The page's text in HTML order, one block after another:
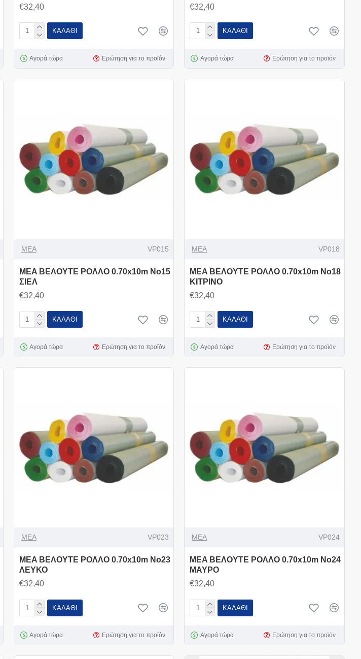
€32,40
ΚΑΛΆΘΙ
Αγορά τώρα Ερώτηση για το προϊόν
€32,40
ΚΑΛΆΘΙ
Αγορά τώρα Ερώτηση για το προϊόν
MEA VP015
MEA ΒΕΛΟΥΤΕ ΡΟΛΛΟ 0.70x10m Νο15
ΣΙΕΛ
€32,40
ΚΑΛΆΘΙ
Αγορά τώρα Ερώτηση για το προϊόν
MEA VP018
MEA ΒΕΛΟΥΤΕ ΡΟΛΛΟ 0.70x10m Νο18
ΚΙΤΡΙΝΟ
€32,40
ΚΑΛΆΘΙ
Αγορά τώρα Ερώτηση για το προϊόν
MEA VP023
MEA ΒΕΛΟΥΤΕ ΡΟΛΛΟ 0.70x10m Νο23
ΛΕΥΚΟ
€32,40
ΚΑΛΆΘΙ
Αγορά τώρα Ερώτηση για το προϊόν
MEA VP024
MEA ΒΕΛΟΥΤΕ ΡΟΛΛΟ 0.70x10m Νο24
ΜΑΥΡΟ
€32,40
ΚΑΛΆΘΙ
Αγορά τώρα Ερώτηση για το προϊόν